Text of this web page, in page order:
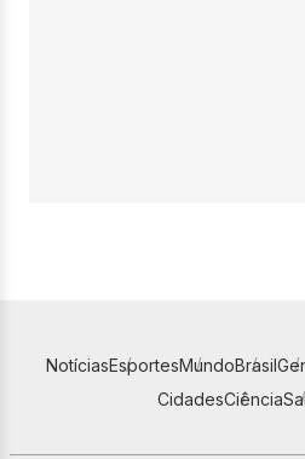
NotíciasEsportesMundoBrasil
CidadesCiência